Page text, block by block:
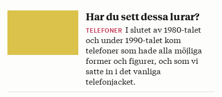
Har du sett dessa lurar?
TELEFONER I slutet av 1980-talet
och under 1990-talet kom
telefoner som hade alla möjliga
former och figurer, och som vi
satte in i det vanliga
telefonjacket.